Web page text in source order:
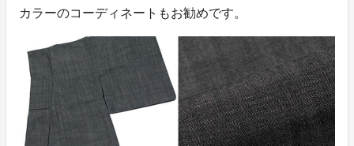
カラーのコーディネートもお勧めです。